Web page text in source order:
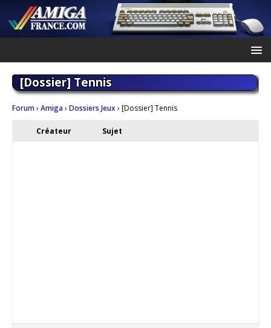
[Dossier] Tennis
Forum› Amiga› Dossiers Jeux› [Dossier] Tennis
Créateur Sujet